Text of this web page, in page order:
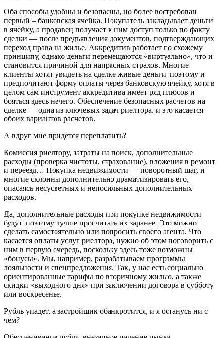
Оба способы удобны и безопасны, но более востребован
первый – банковская ячейка. Покупатель закладывает деньги
в ячейку, а продавец получает к ним доступ только по факту
сделки — после предъявления документов, подтверждающих
переход права на жилье. Аккредитив работает по схожему
принципу, однако деньги перемещаются «виртуально», что и
становится причиной для напрасных страхов. Многие
клиенты хотят увидеть на сделке живые деньги, поэтому и
предпочитают форму оплаты через банковскую ячейку, хотя в
целом сам инструмент аккредитива имеет ряд плюсов и
бояться здесь нечего. Обеспечение безопасных расчетов на
сделке — одна из ключевых задач риелтора, и это касается
обоих вариантов расчетов.
А вдруг мне придется переплатить?
Комиссия риелтору, затраты на поиск, дополнительные
расходы (проверка чистоты, страхование), вложения в ремонт
и переезд… Покупка недвижимости — поворотный шаг, и
многие склонны дополнительно драматизировать его,
опасаясь несусветных и непосильных дополнительных
расходов.
Да, дополнительные расходы при покупке недвижимости
будут, поэтому лучше просчитать их заранее. Это можно
сделать самостоятельно или попросить своего агента. Что
касается оплаты услуг риелтора, нужно об этом поговорить с
ним в первую очередь, поскольку здесь тоже возможны
«бонусы». Мы, например, разрабатываем программы
лояльности и спецпредложения. Так, у нас есть социально
ориентированные тарифы по вторичному жилью, а также
скидки «выходного дня» при заключении договора в субботу
или воскресенье.
Рубль упадет, а застройщик обанкротится, и я останусь ни с
чем?